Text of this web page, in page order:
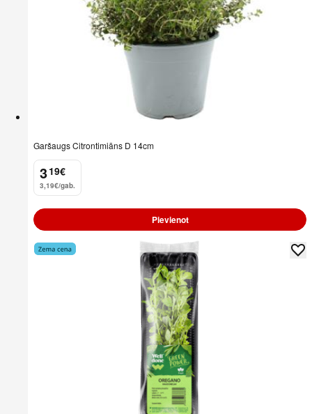
Garšaugs Citrontimiāns D 14cm
3
. 19€
3,19€/gab.
Pievienot